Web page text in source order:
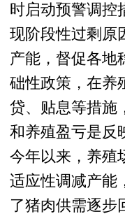
时启动预警调控
现阶段性过剩原
产能，督促各地
础性政策，在养
贷、贴息等措施
和养殖盈亏是反
今年以来，养殖
适应性调减产能
了猪肉供需逐步